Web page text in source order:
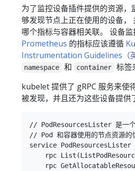
为了监控设备插件提供的资源，
够发现节点上正在使用的设备，
哪个指标与容器相关联。 设备
Prometheus 的指标应该遵循
Instrumentation Guidelines（英
namespace 和 container
标签
kubelet 提供了 gRPC 服务来使
被发现，并且还为这些设备提供
// PodResourcesLister 是一个
// Pod 和容器使用的节点资源的
service PodResourcesLister
rpc
rpc